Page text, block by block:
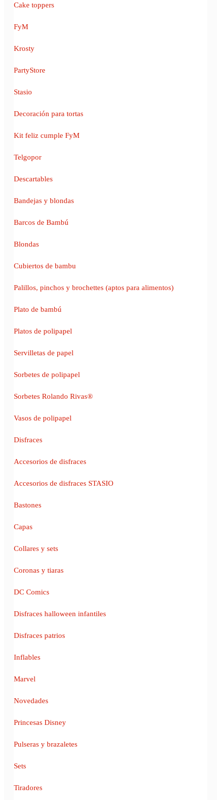
Cake toppers
FyM
Krosty
PartyStore
Stasio
Decoración para tortas
Kit feliz cumple FyM
Telgopor
Descartables
Bandejas y blondas
Barcos de Bambú
Blondas
Cubiertos de bambu
Palillos, pinchos y brochettes (aptos para alimentos)
Plato de bambú
Platos de polipapel
Servilletas de papel
Sorbetes de polipapel
Sorbetes Rolando Rivas®
Vasos de polipapel
Disfraces
Accesorios de disfraces
Accesorios de disfraces STASIO
Bastones
Capas
Collares y sets
Coronas y tiaras
DC Comics
Disfraces halloween infantiles
Disfraces patrios
Inflables
Marvel
Novedades
Princesas Disney
Pulseras y brazaletes
Sets
Tiradores